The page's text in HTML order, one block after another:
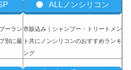
ーラン
別に厳
ALLノンシリコン
市販込み｜シャンプー・トリートメン
ト共にノンシリコンのおすすめランキ
ング